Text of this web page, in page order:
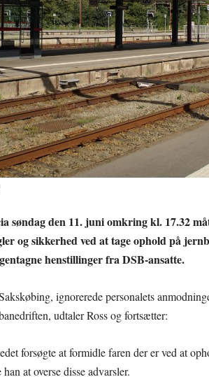
søndag den 11. juni omkring kl. 17.32
og sikkerhed ved at tage ophold på
henstillinger fra DSB-ansatte.
ignorerede personalets
udtaler Ross og fortsætter:
forsøgte at formidle faren der er ved at
at overse disse advarsler.